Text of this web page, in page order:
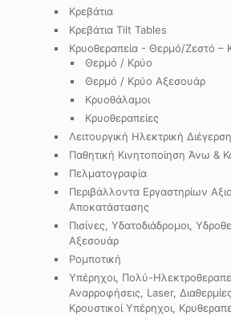
Κρεβάτια
Κρεβάτια Tilt Tables
Κρυοθεραπεία - Θερμό/Ζεστό –
Θερμό / Κρύο
Θερμό / Κρύο Αξεσουάρ
Κρυοθάλαμοι
Κρυοθεραπείες
Λειτουργική Ηλεκτρική
Παθητική Κινητοποίηση Άνω &
Πελματογραφία
Περιβάλλοντα Εργαστηρίων
Αποκατάστασης
Πισίνες, Υδατοδιάδρομοι,
Αξεσουάρ
Ρομποτική
Υπέρηχοι, Πολύ-
Αναρροφήσεις, Laser,
Κρουστικοί Υπέρηχοι,